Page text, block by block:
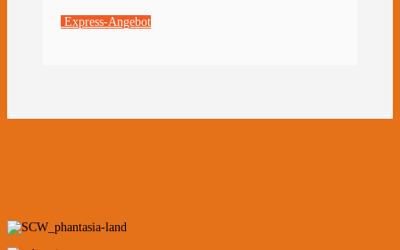
Express-Angebot